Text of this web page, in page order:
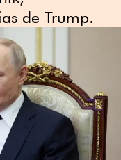
de Trump.